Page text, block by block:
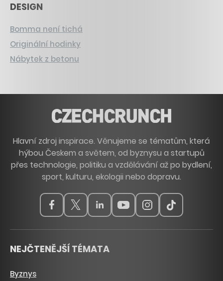
DESIGN
Bomma není tichá
Originální hodinky
Nábytek z betonu
Hlavní zdroj inspirace. Věnujeme se tématům, která
hýbou Českem a světem, od byznysu a startupů
přes technologie, politiku a vzdělávání až po bydlení,
sport, kulturu, ekologii nebo dopravu.
NEJČTENĚJŠÍ TÉMATA
Byznys